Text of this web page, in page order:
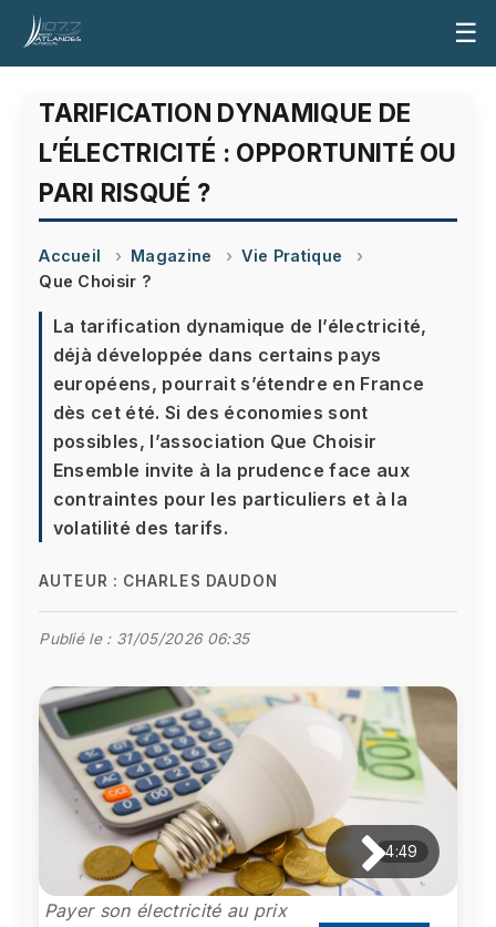
☰
TARIFICATION DYNAMIQUE DE
L’ÉLECTRICITÉ : OPPORTUNITÉ OU
PARI RISQUÉ ?
Accueil Magazine
Vie Pratique
Que Choisir ?
La tarification dynamique de l’électricité,
déjà développée dans certains pays
européens, pourrait s’étendre en France
dès cet été. Si des économies sont
possibles, l’association Que Choisir
Ensemble invite à la prudence face aux
contraintes pour les particuliers et à la
volatilité des tarifs.
AUTEUR : CHARLES DAUDON
Publié le : 31/05/2026 06:35
4:49
Payer son électricité au prix